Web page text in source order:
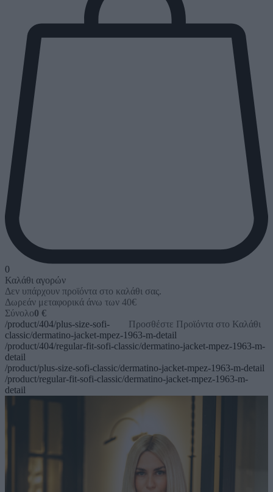
0
Καλάθι αγορών
Δεν υπάρχουν προϊόντα στο καλάθι σας.
Δωρεάν μεταφορικά άνω των 40€
Σύνολο0 €
Προσθέστε Προϊόντα στο Καλάθι
/product/404/plus-size-sofi-
classic/dermatino-jacket-mpez-1963-m-detail
/product/404/regular-fit-sofi-classic/dermatino-jacket-mpez-1963-m-
detail
/product/plus-size-sofi-classic/dermatino-jacket-mpez-1963-m-detail
/product/regular-fit-sofi-classic/dermatino-jacket-mpez-1963-m-
detail